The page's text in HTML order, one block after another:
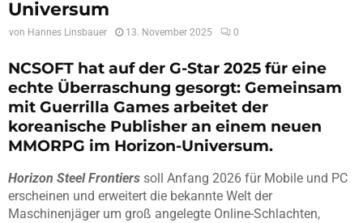
Universum
von Hannes Linsbauer 13. November 2025 0
NCSOFT hat auf der G-Star 2025 für eine
echte Überraschung gesorgt: Gemeinsam
mit Guerrilla Games arbeitet der
koreanische Publisher an einem neuen
MMORPG im Horizon-Universum.
Horizon Steel Frontiers soll Anfang 2026 für Mobile und PC
erscheinen und erweitert die bekannte Welt der
Maschinenjäger um groß angelegte Online-Schlachten,